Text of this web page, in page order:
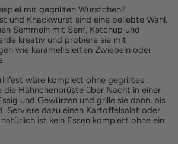
mit gegrillten Würstchen?
und Knackwurst sind eine beliebte Wahl.
Semmeln mit Senf, Ketchup und
kreativ und probiere sie mit
wie karamellisierten Zwiebeln oder
wäre komplett ohne gegrilltes
die Hähnchenbrüste über Nacht in einer
und Gewürzen und grille sie dann, bis
Serviere dazu einen Kartoffelsalat oder
ist kein Essen komplett ohne ein